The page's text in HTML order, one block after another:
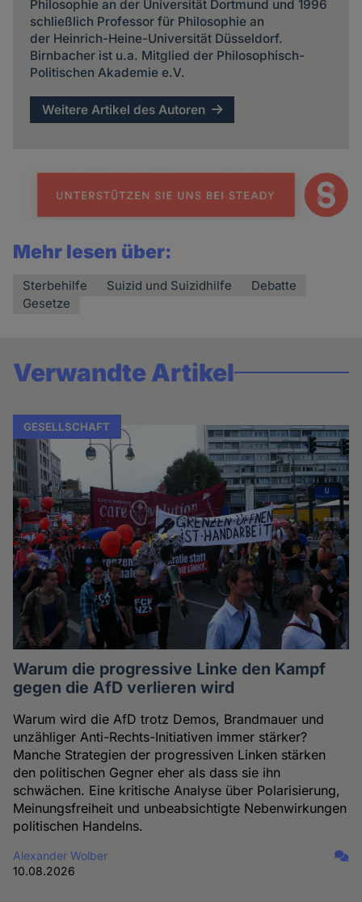
Philosophie an der Universität Dortmund und 1996
schließlich Professor für Philosophie an
der Heinrich-Heine-Universität Düsseldorf.
Birnbacher ist u.a. Mitglied der Philosophisch-
Politischen Akademie e.V.
Weitere Artikel des Autoren
Mehr lesen über:
Sterbehilfe Suizid und Suizidhilfe
Debatte
Gesetze
Verwandte Artikel
GESELLSCHAFT
Warum die progressive Linke den Kampf
gegen die AfD verlieren wird
Warum wird die AfD trotz Demos, Brandmauer und
unzähliger Anti-Rechts-Initiativen immer stärker?
Manche Strategien der progressiven Linken stärken
den politischen Gegner eher als dass sie ihn
schwächen. Eine kritische Analyse über Polarisierung,
Meinungsfreiheit und unbeabsichtigte Nebenwirkungen
politischen Handelns.
Alexander Wolber
10.08.2026